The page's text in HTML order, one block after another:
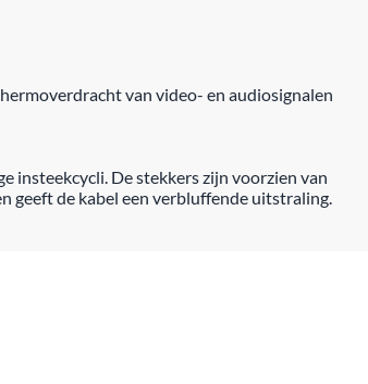
van video- en audiosignalen
insteekcycli. De stekkers zijn voorzien van
geeft de kabel een verbluffende uitstraling.